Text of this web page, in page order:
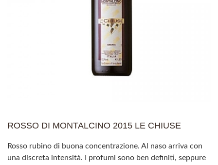
ROSSO DI MONTALCINO 2015 LE CHIUSE
Rosso rubino di buona concentrazione. Al naso arriva con
una discreta intensità. I profumi sono ben definiti, seppure